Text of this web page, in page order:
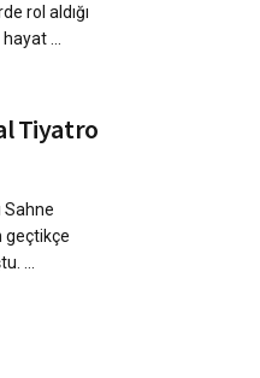
rol aldığı
...
Tiyatro
Sahne
geçtikçe
...